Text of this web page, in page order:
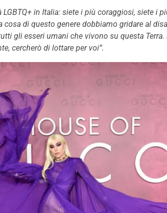
in Italia: siete i più coraggiosi, siete i
cosa di questo genere dobbiamo gridare al
gli esseri umani che vivono su questa
cercherò di lottare per voi”.